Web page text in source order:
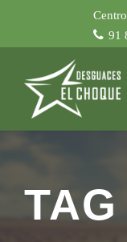
91
TAG